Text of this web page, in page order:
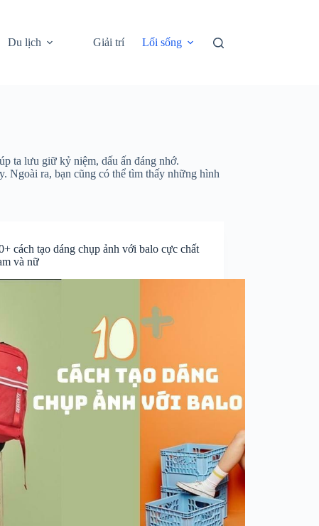
Du lịch Giải trí Lối sống
ta lưu giữ kỷ niệm, dấu ấn đáng nhớ.
Ngoài ra, bạn cũng có thể tìm thấy những hình
cách tạo dáng chụp ảnh với balo cực chất
và nữ